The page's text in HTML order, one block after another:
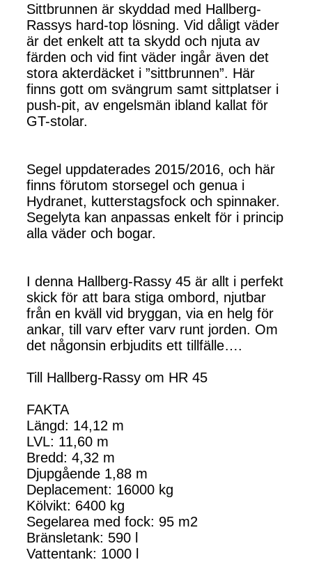
Sittbrunnen är skyddad med Hallberg-
Rassys hard-top lösning. Vid dåligt väder
är det enkelt att ta skydd och njuta av
färden och vid fint väder ingår även det
stora akterdäcket i ”sittbrunnen”. Här
finns gott om svängrum samt sittplatser i
push-pit, av engelsmän ibland kallat för
GT-stolar.
Segel uppdaterades 2015/2016, och här
finns förutom storsegel och genua i
Hydranet, kutterstagsfock och spinnaker.
Segelyta kan anpassas enkelt för i princip
alla väder och bogar.
I denna Hallberg-Rassy 45 är allt i perfekt
skick för att bara stiga ombord, njutbar
från en kväll vid bryggan, via en helg för
ankar, till varv efter varv runt jorden. Om
det någonsin erbjudits ett tillfälle….
Till Hallberg-Rassy om HR 45
FAKTA
Längd: 14,12 m
LVL: 11,60 m
Bredd: 4,32 m
Djupgående 1,88 m
Deplacement: 16000 kg
Kölvikt: 6400 kg
Segelarea med fock: 95 m2
Bränsletank: 590 l
Vattentank: 1000 l